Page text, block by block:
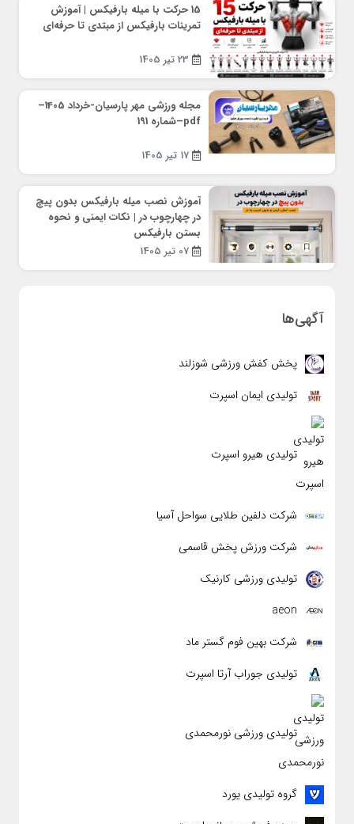
15 حرکت با میله بارفیکس | آموزش
تمرینات بارفیکس از مبتدی تا حرفه‌ای
23 تیر 1405
مجله ورزشی مهر پارسیان-خرداد 1405–
pdf–شماره 191
17 تیر 1405
آموزش نصب میله بارفیکس بدون پیچ
در چهارچوب در | نکات ایمنی و نحوه
بستن بارفیکس
07 تیر 1405
آگهی‌ها
پخش کفش ورزشی شوزلند
تولیدی ایمان اسپرت
تولیدی هیرو اسپرت
شرکت دلفین طلایی سواحل آسیا
شرکت ورزش پخش قاسمی
تولیدی ورزشی کارنیک
شرکت بهین فوم گستر ماد
تولیدی جوراب آرتا اسپرت
تولیدی ورزشی نورمحمدی
گروه تولیدی یورد